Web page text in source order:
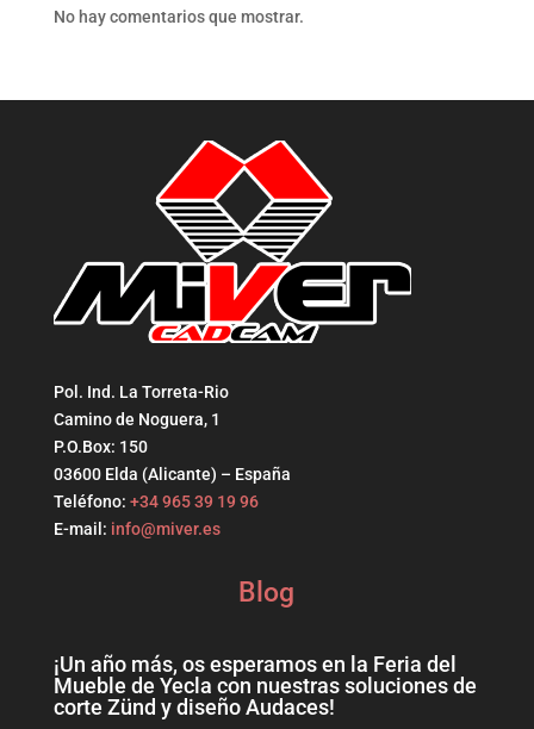
No hay comentarios que mostrar.
Pol. Ind. La Torreta-Rio
Camino de Noguera, 1
P.O.Box: 150
03600 Elda (Alicante) – España
Teléfono: +34 965 39 19 96
E-mail: info@miver.es
Blog
¡Un año más, os esperamos en la Feria del
Mueble de Yecla con nuestras soluciones de
corte Zünd y diseño Audaces!